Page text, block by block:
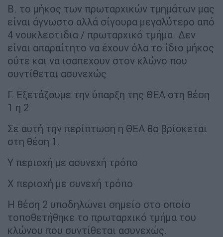
Β. το μήκος των πρωταρχικών τμημάτων μας
είναι άγνωστο αλλά σίγουρα μεγαλύτερο από
4 νουκλεοτιδια / πρωταρχικό τμήμα. Δεν
είναι απαραίτητο να έχουν όλα το ίδιο μήκος
ούτε και να ισαπεχουν στον κλώνο που
συντίθεται ασυνεχώς
Γ. Εξετάζουμε την ύπαρξη της ΘΕΑ στη θέση
1 η 2
Σε αυτή την περίπτωση η ΘΕΑ θα βρίσκεται
στη θέση 1.
Υ περιοχή με ασυνεχή τρόπο
Χ περιοχή με συνεχή τρόπο
Η θέση 2 υποδηλώνει σημείο στο οποίο
τοποθετήθηκε το πρωταρχικό τμήμα του
κλώνου που συντίθεται ασυνεχώς.